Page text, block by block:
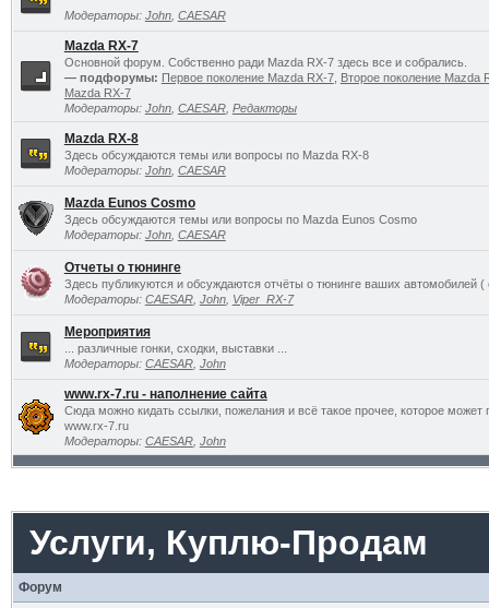
Модераторы: John, CAESAR
Mazda RX-7
Основной форум. Собственно ради Mazda RX-7 здесь все и собрались.
— подфорумы: Первое поколение Mazda RX-7, Второе поколение Mazda
Mazda RX-7
Модераторы: John, CAESAR, Редакторы
Mazda RX-8
Здесь обсуждаются темы или вопросы по Mazda RX-8
Модераторы: John, CAESAR
Mazda Eunos Cosmo
Здесь обсуждаются темы или вопросы по Mazda Eunos Cosmo
Модераторы: John, CAESAR
Отчеты о тюнинге
Здесь публикуются и обсуждаются отчёты о тюнинге ваших автомобилей
Модераторы: CAESAR, John, Viper_RX-7
Мероприятия
... различные гонки, сходки, выставки ...
Модераторы: CAESAR, John
www.rx-7.ru - наполнение сайта
Сюда можно кидать ссылки, пожелания и всё такое прочее, которое может
www.rx-7.ru
Модераторы: CAESAR, John
Услуги, Куплю-Продам
Форум